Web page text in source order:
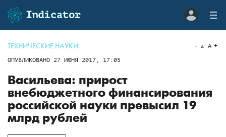
ТЕХНИЧЕСКИЕ НАУКИ
ОПУБЛИКОВАНО 27 ИЮНЯ 2017, 17:05
a A
Васильева: прирост
внебюджетного финансирования
российской науки превысил 19
млрд рублей